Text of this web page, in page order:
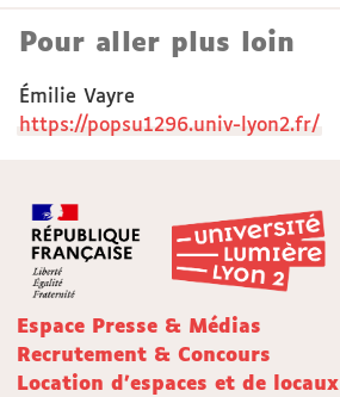
Pour aller plus loin
Émilie Vayre
https://popsu1296.univ-lyon2.fr/
Espace Presse & Médias
Recrutement & Concours
Location d'espaces et de locaux